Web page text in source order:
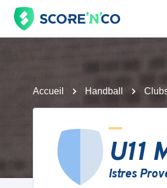
Accueil Handball
U11
Istres